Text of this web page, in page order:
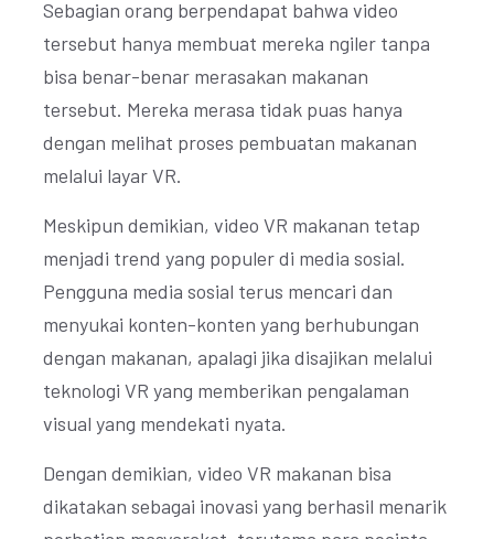
Sebagian orang berpendapat bahwa video
tersebut hanya membuat mereka ngiler tanpa
bisa benar-benar merasakan makanan
tersebut. Mereka merasa tidak puas hanya
dengan melihat proses pembuatan makanan
melalui layar VR.
Meskipun demikian, video VR makanan tetap
menjadi trend yang populer di media sosial.
Pengguna media sosial terus mencari dan
menyukai konten-konten yang berhubungan
dengan makanan, apalagi jika disajikan melalui
teknologi VR yang memberikan pengalaman
visual yang mendekati nyata.
Dengan demikian, video VR makanan bisa
dikatakan sebagai inovasi yang berhasil menarik